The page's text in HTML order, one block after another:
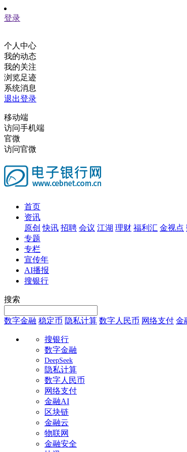
登录
个人中心
我的动态
我的关注
浏览足迹
系统消息
退出登录
移动端
访问手机端
官微
访问官微
首页
资讯
原创 快讯 招聘 会议 江湖 理财 福利汇 金视点
专题
专栏
宣传年
AI播报
搜银行
搜索
数字金融 稳定币 隐私计算 数字人民币 网络支付 金
搜银行
数字金融
DeepSeek
隐私计算
数字人民币
网络支付
金融AI
区块链
金融云
物联网
金融安全